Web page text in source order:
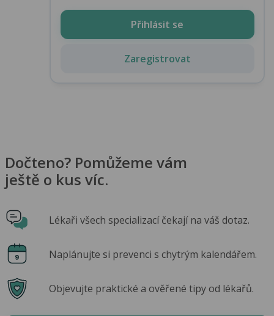
Přihlásit se
Zaregistrovat
Dočteno? Pomůžeme vám
ještě o kus víc.
Lékaři všech specializací čekají na váš dotaz.
Naplánujte si prevenci s chytrým kalendářem.
Objevujte praktické a ověřené tipy od lékařů.